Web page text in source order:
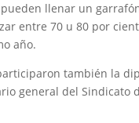
llenar un
entre 70 u 80 por
año.
también la
general del Sindicato